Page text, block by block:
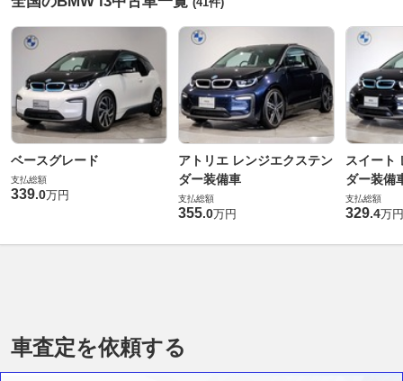
ベースグレード
支払総額
339.0万円
アトリエ レンジエクステン
ダー装備車
支払総額
355.0万円
スイート
ダー装備
支払総額
329.4万円
車査定を依頼する